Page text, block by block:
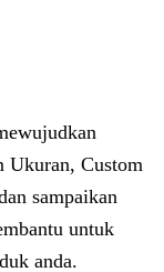
Ukuran, Custom
sampaikan
untuk
anda.